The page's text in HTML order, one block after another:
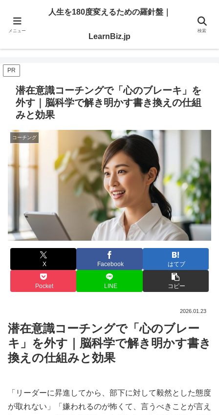
明日を切り開く「学び」と「スキル」を、ここで。
人生を180度変えるための羅針盤｜LearnBiz.jp
PR
潜在意識コーチングで「心のブレーキ」を
外す｜脳科学で解き明かす書き換えの仕組
みと効果
コーチング
X Facebook はてブ
Pocket LINE コピー
2026.01.23
潜在意識コーチングで「心のブレー
キ」を外す｜脳科学で解き明かす書き
換えの仕組みと効果
「リーダーに昇進してから、部下に対して毅然とした態度
が取れない」「嫌われるのが怖くて、言うべきことが言え
メニュー
人生を180度変えるための羅針盤｜
LearnBiz.jp
検索